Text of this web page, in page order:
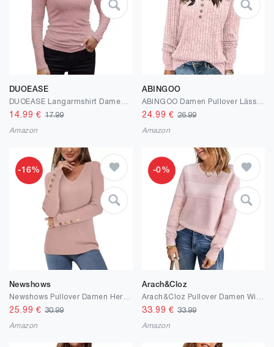
DUOEASE
14.99 €17.99
Amazon
ABINGOO
24.99 € 26.99
Amazon
-16%
Newshows
Newshows Pullover Damen Herbst V-Ausschnitt Strickpullover Winter Langarmshirt Gerippt Damenpullover mit Knopfdetail
25.99 €30.99
Amazon
-0%
Arach&Cloz
33.99 € 33.99
Amazon